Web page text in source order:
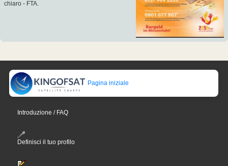
chiaro - FTA.
Pagina iniziale
Introduzione / FAQ
Definisci il tuo profilo